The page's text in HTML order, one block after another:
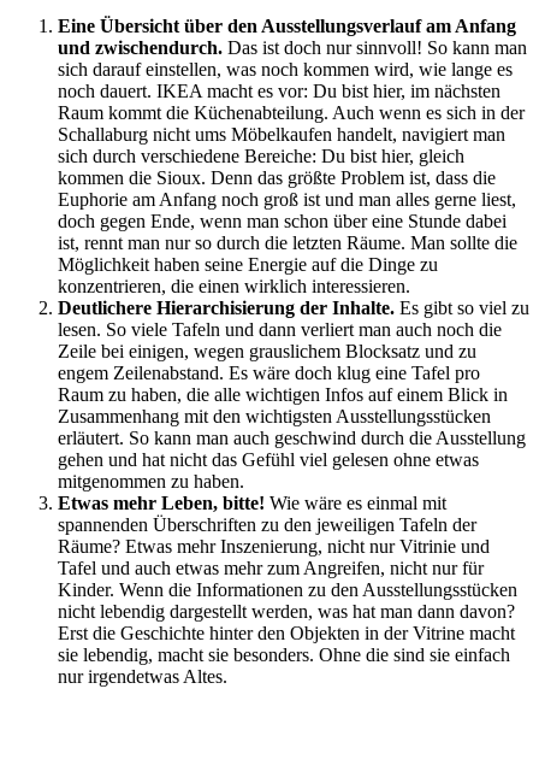
Eine Übersicht über den Ausstellungsverlauf am Anfang
und zwischendurch. Das ist doch nur sinnvoll! So kann man
sich darauf einstellen, was noch kommen wird, wie lange es
noch dauert. IKEA macht es vor: Du bist hier, im nächsten
Raum kommt die Küchenabteilung. Auch wenn es sich in der
Schallaburg nicht ums Möbelkaufen handelt, navigiert man
sich durch verschiedene Bereiche: Du bist hier, gleich
kommen die Sioux. Denn das größte Problem ist, dass die
Euphorie am Anfang noch groß ist und man alles gerne liest,
doch gegen Ende, wenn man schon über eine Stunde dabei
ist, rennt man nur so durch die letzten Räume. Man sollte die
Möglichkeit haben seine Energie auf die Dinge zu
konzentrieren, die einen wirklich interessieren.
Deutlichere Hierarchisierung der Inhalte. Es gibt so viel zu
lesen. So viele Tafeln und dann verliert man auch noch die
Zeile bei einigen, wegen grauslichem Blocksatz und zu
engem Zeilenabstand. Es wäre doch klug eine Tafel pro
Raum zu haben, die alle wichtigen Infos auf einem Blick in
Zusammenhang mit den wichtigsten Ausstellungsstücken
erläutert. So kann man auch geschwind durch die Ausstellung
gehen und hat nicht das Gefühl viel gelesen ohne etwas
mitgenommen zu haben.
Etwas mehr Leben, bitte! Wie wäre es einmal mit
spannenden Überschriften zu den jeweiligen Tafeln der
Räume? Etwas mehr Inszenierung, nicht nur Vitrinie und
Tafel und auch etwas mehr zum Angreifen, nicht nur für
Kinder. Wenn die Informationen zu den Ausstellungsstücken
nicht lebendig dargestellt werden, was hat man dann davon?
Erst die Geschichte hinter den Objekten in der Vitrine macht
sie lebendig, macht sie besonders. Ohne die sind sie einfach
nur irgendetwas Altes.